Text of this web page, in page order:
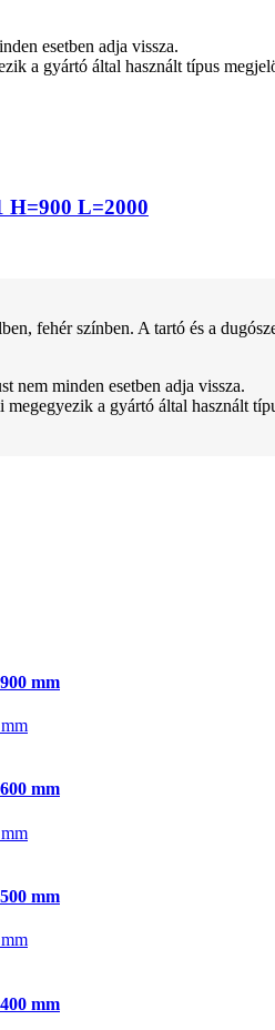
esetben adja vissza.
a gyártó által használt típus
H=900 L=2000
fehér színben. A tartó és a
nem minden esetben adja vissza.
a gyártó által használt
mm
mm
mm
mm